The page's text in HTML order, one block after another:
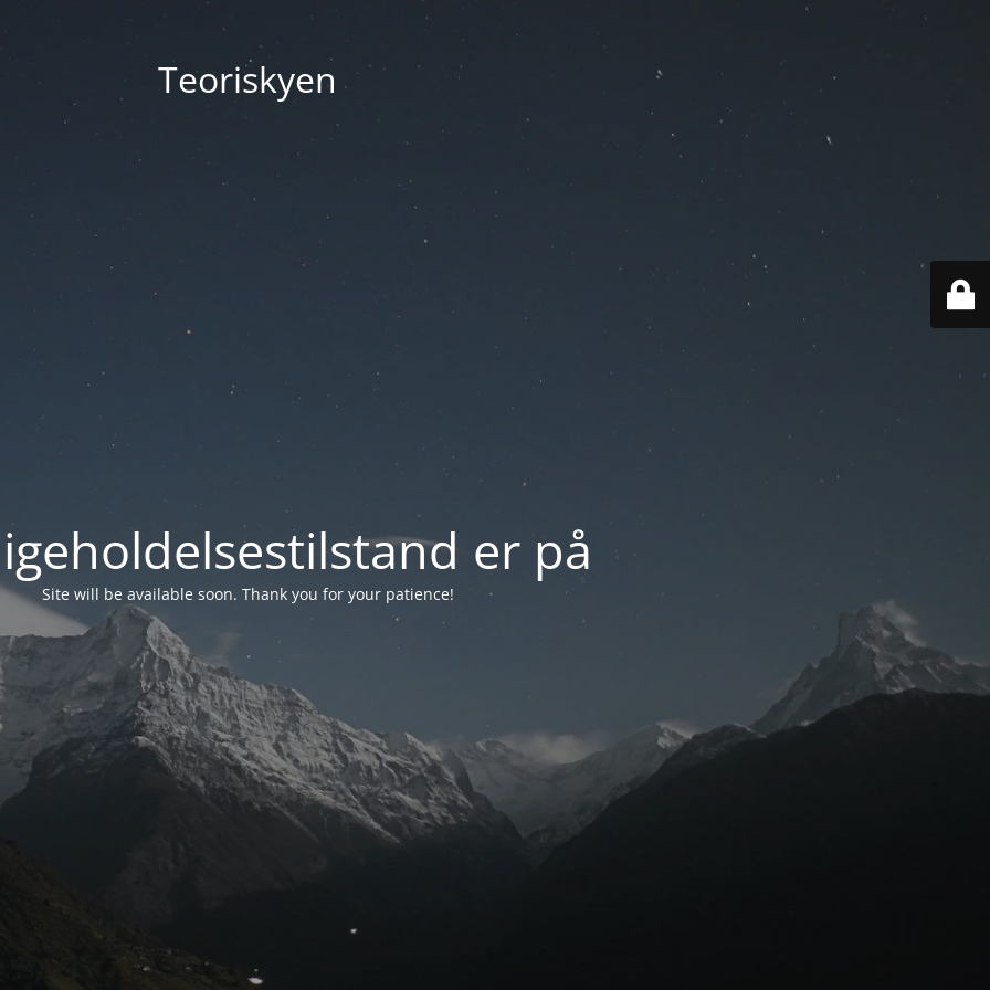
Teoriskyen
er på
Site will be available soon. Thank you for your patience!